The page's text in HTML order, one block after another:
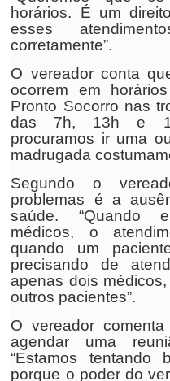
horários. É um
esses
corretamente”.
O vereador conta
ocorrem em
Pronto Socorro nas
das 7h, 13h e
procuramos ir uma
madrugada
Segundo o
problemas é a
saúde. “Quando
médicos, o
quando um
precisando de
apenas dois
outros pacientes”.
O vereador
agendar uma
“Estamos tentando
porque o poder do